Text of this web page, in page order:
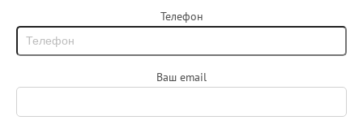
Телефон
Ваш email